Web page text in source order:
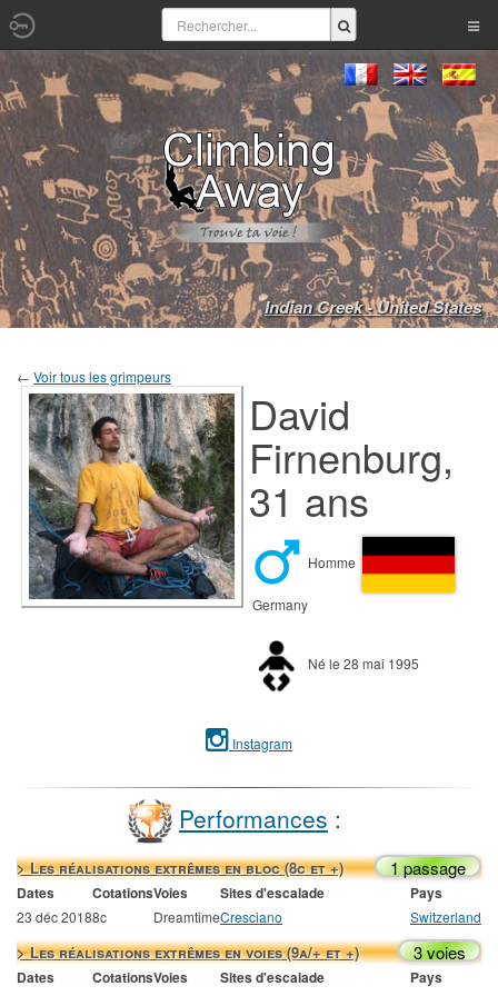
Indian Creek - United States
← Voir tous les grimpeurs
David
Firnenburg,
31 ans
Homme
Germany
Né le 28 mai 1995
Instagram
Performances :
> Les réalisations extrêmes en bloc (8c et +) 1 passage
Dates CotationsVoies Sites d'escalade Pays
23 déc 20188c DreamtimeCresciano Switzerland
> Les réalisations extrêmes en voies (9a/+ et +) 3 voies
Dates CotationsVoies Sites d'escalade Pays